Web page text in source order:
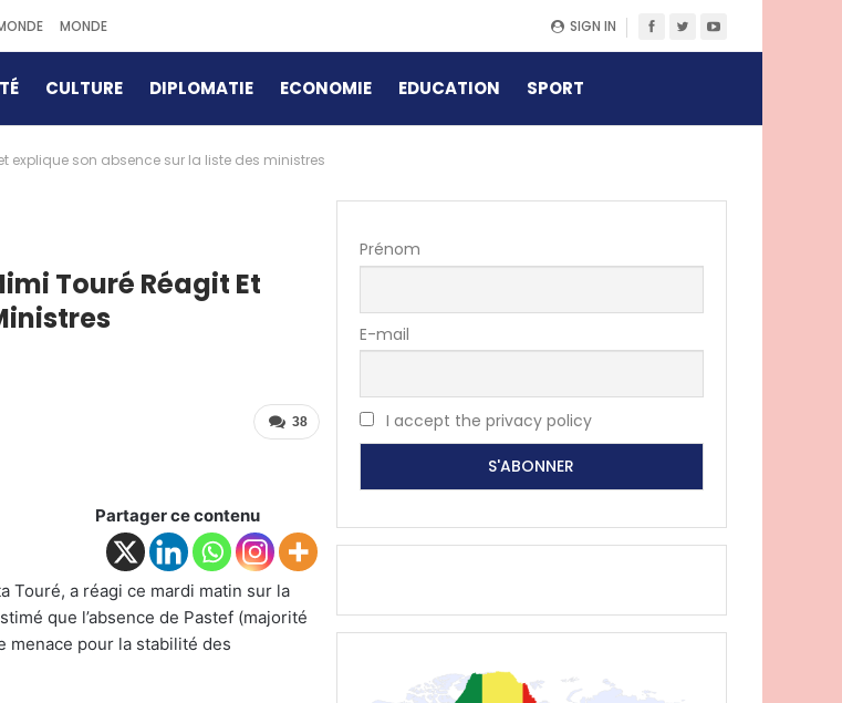
SIGN IN
MONDE
CULTURE DIPLOMATIE ECONOMIE EDUCATION SPORT
explique son absence sur la liste des ministres
Touré Réagit Et
38
Partager ce contenu
Touré, a réagi ce mardi matin sur la
que l’absence de Pastef (majorité
menace pour la stabilité des
Prénom
E-mail
I accept the privacy policy